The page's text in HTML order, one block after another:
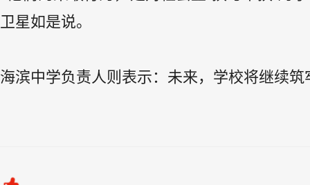
卫星如是说。
海滨中学负责人则表示：未来，学校将继续